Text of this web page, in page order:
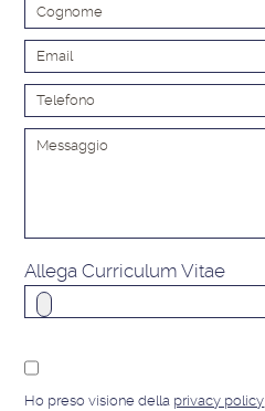
Allega Curriculum Vitae
Ho preso visione della privacy policy